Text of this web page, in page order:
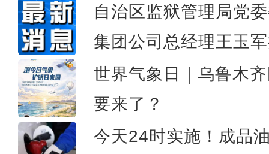
自治区监狱管理局党
集团公司总经理王玉
世界气象日｜乌鲁木
要来了？
今天24时实施！成品
洪磊：新疆各族群众的安全感满意